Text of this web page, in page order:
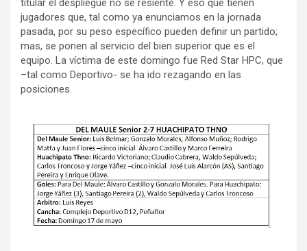
titular el despliegue no se resiente. Y eso que tienen
jugadores que, tal como ya enunciamos en la jornada
pasada, por su peso específico pueden definir un partido;
mas, se ponen al servicio del bien superior que es el
equipo. La víctima de este domingo fue Red Star HPC, que
–tal como Deportivo- se ha ido rezagando en las
posiciones.